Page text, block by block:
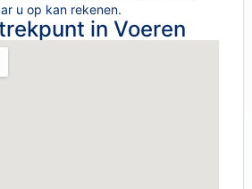
u op kan rekenen.
in Voeren